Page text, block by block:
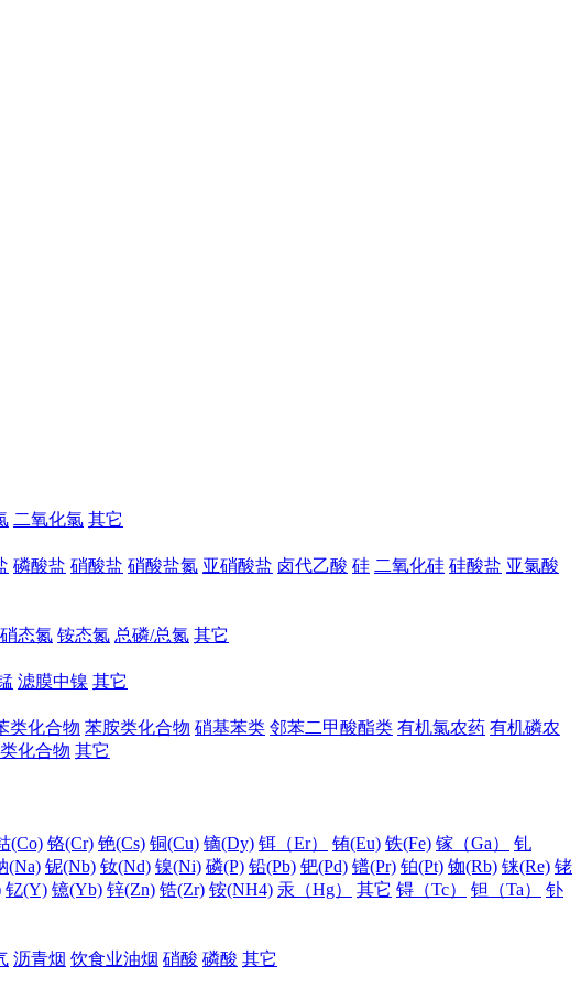
二氧化氯 其它
磷酸盐 硝酸盐 硝酸盐氮 亚硝酸盐 卤代乙酸 硅 二氧化硅 硅酸盐 亚氯酸
硝态氮 铵态氮 总磷/总氮 其它
滤膜中镍 其它
类化合物 苯胺类化合物 硝基苯类 邻苯二甲酸酯类 有机氯农药 有机磷农
化合物 其它
(Co) 铬(Cr) 铯(Cs) 铜(Cu) 镝(Dy) 铒（Er） 铕(Eu) 铁(Fe) 镓（Ga）
钆
(Na) 铌(Nb) 钕(Nd) 镍(Ni) 磷(P) 铅(Pb) 钯(Pd) 镨(Pr) 铂(Pt) 铷(Rb) 铼(Re) 铑
钇(Y) 镱(Yb) 锌(Zn) 锆(Zr) 铵(NH4) 汞（Hg） 其它 锝（Tc） 钽（Ta）
钋
沥青烟 饮食业油烟 硝酸 磷酸 其它